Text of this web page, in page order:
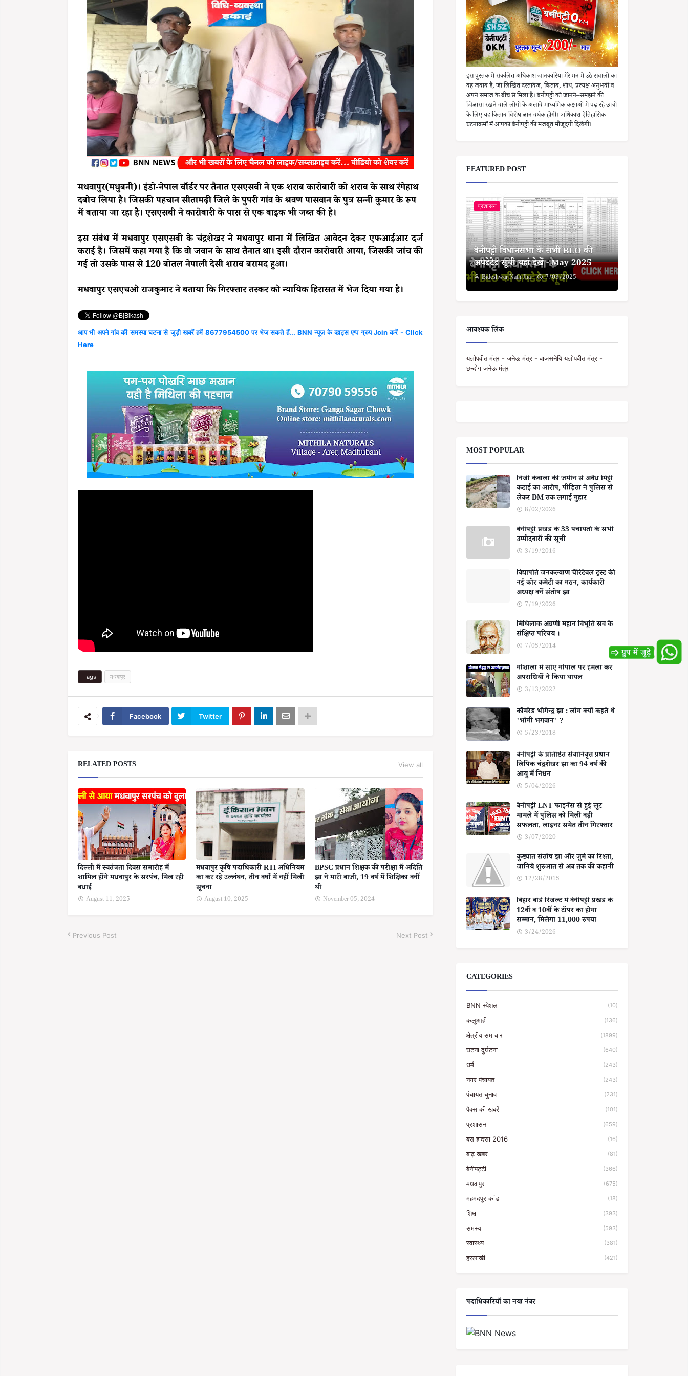
मधवापुर(मधुबनी)। इंडो-नेपाल बॉर्डर पर तैनात एसएसबी ने एक शराब कारोबारी को शराब के साथ रंगेहाथ
दबोच लिया है। जिसकी पहचान सीतामढ़ी जिले के पुपरी गांव के श्रवण पासवान के पुत्र सन्नी कुमार के रूप
में बताया जा रहा है। एसएसबी ने कारोबारी के पास से एक बाइक भी जब्त की है।
इस संबंध में मधवापुर एसएसबी के चंद्रशेखर ने मधवापुर थाना में लिखित आवेदन देकर एफआईआर दर्ज
कराई है। जिसमें कहा गया है कि वो जवान के साथ तैनात था। इसी दौरान कारोबारी आया, जिसकी जांच की
गई तो उसके पास से 120 बोतल नेपाली देसी शराब बरामद हुआ।
मधवापुर एसएचओ राजकुमार ने बताया कि गिरफ्तार तस्कर को न्यायिक हिरासत में भेज दिया गया है।
आप भी अपने गांव की समस्या घटना से जुड़ी खबरें हमें 8677954500 पर भेज सकते हैं... BNN न्यूज़ के व्हाट्स एप्प ग्रुप Join करें - Click
Here
Tags मधवापुर
Facebook Twitter
RELATED POSTS View all
दिल्ली में स्वतंत्रता दिवस समारोह में
शामिल होंगे मधवापुर के सरपंच, मिल रही
बधाई
August 11, 2025
मधवापुर कृषि पदाधिकारी RTI अधिनियम
का कर रहे उल्लंघन, तीन वर्षों में नहीं मिली
सूचना
August 10, 2025
BPSC प्रधान शिक्षक की परीक्षा में अदिति
झा ने मारी बाजी, 19 वर्ष में शिक्षिका बनीं
थी
November 05, 2024
Previous Post Next Post
इस पुस्तक में संकलित अधिकांश जानकारियां मेरे मन में उठे सवालों का
वह जवाब है, जो लिखित दस्तावेज, किताब, शोध, प्रत्यक्ष अनुभवों व
अपने समाज के बीच से मिला है। बेनीपट्टी को जानने–समझने की
जिज्ञासा रखने वाले लोगों के अलावे माध्यमिक कक्षाओं में पढ़ रहे छात्रों
के लिए यह किताब विशेष ज्ञान वर्धक होगी। अधिकांश ऐतिहासिक
घटनाक्रमों में आपको बेनीपट्टी की मजबूत मौजूदगी दिखेगी।
FEATURED POST
प्रशासन
बेनीपट्टी विधानसभा के सभी BLO की
अपडेटेड सूची यहां देखें - May 2025
Bideshwar Nath Jha 7/03/2025
आवश्यक लिंक
यज्ञोपवीत मंत्र - जनेऊ मंत्र - वाजसनेयि यज्ञोपवीत मंत्र -
छन्दोग जनेऊ मंत्र
MOST POPULAR
निजी केवाला की जमीन से अवैध मिट्टी
कटाई का आरोप, पीड़िता ने पुलिस से
लेकर DM तक लगाई गुहार
8/02/2026
बेनीपट्टी प्रखंड के 33 पंचायतों के सभी
उम्मीदवारों की सूची
3/19/2016
विद्यापति जनकल्याण चैरिटेबल ट्रस्ट की
नई कोर कमेटी का गठन, कार्यकारी
अध्यक्ष बनें संतोष झा
7/19/2026
मिथिलाक अग्रणी महान बिभूति सब के
संक्षिप्त परिचय ।
7/05/2014
गोशाला में सोए गोपाल पर हमला कर
अपराधियों ने किया घायल
3/13/2022
कॉमरेड भोगेन्द्र झा : लोग क्यों कहते थे
'भोगी भगवान' ?
5/23/2018
बेनीपट्टी के प्रतिष्ठित सेवानिवृत्त प्रधान
लिपिक चंद्रशेखर झा का 94 वर्ष की
आयु में निधन
5/04/2026
बेनीपट्टी LNT फाइनेंस से हुई लूट
मामले में पुलिस को मिली बड़ी
सफलता, लाइनर समेत तीन गिरफ्तार
3/07/2020
कुख्यात संतोष झा और जुर्म का रिश्ता,
जानिये शुरुआत से अब तक की कहानी
12/28/2015
बिहार बोर्ड रिजल्ट में बेनीपट्टी प्रखंड के
12वीं व 10वीं के टॉपर का होगा
सम्मान, मिलेगा 11,000 रुपया
3/24/2026
CATEGORIES
BNN स्पेशल (10)
कलुआही (136)
क्षेत्रीय समाचार (1899)
घटना दुर्घटना (640)
धर्म (243)
नगर पंचायत (243)
पंचायत चुनाव (231)
पैक्स की खबरें (101)
प्रशासन (659)
बस हादसा 2016 (16)
बाढ़ खबर (81)
बेनीपट्टी (366)
मधवापुर (675)
महमदपुर कांड (18)
शिक्षा (393)
समस्या (593)
स्वास्थ्य (381)
हरलाखी (421)
पदाधिकारियों का नया नंबर